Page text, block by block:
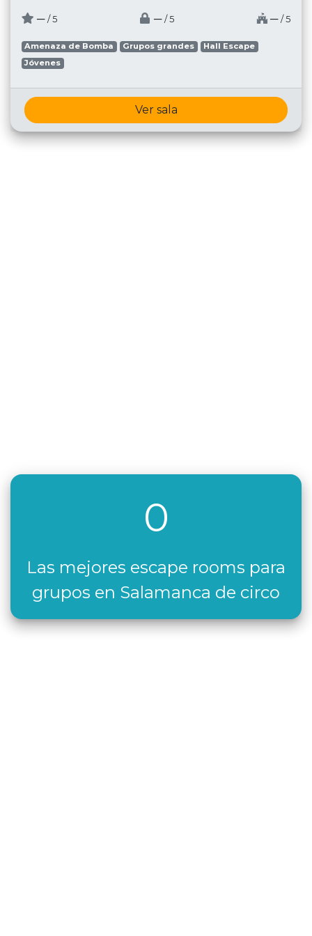
─ / 5 ─ / 5 ─ / 5
Amenaza de Bomba Grupos grandes
Hall Escape
Jóvenes
Ver sala
0
Las mejores escape rooms para
grupos en Salamanca de circo